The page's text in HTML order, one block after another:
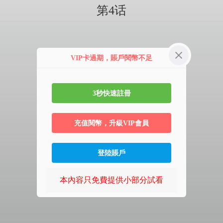
第4话
VIP卡過期，賬戶閱幣不足
3秒快速註冊
充值閱幣，升級VIP會員
登陸賬戶
本內容只免費提供小部分試看